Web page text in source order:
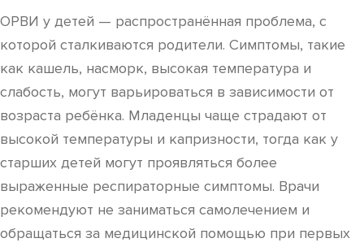
ОРВИ у детей — распространённая проблема, с
которой сталкиваются родители. Симптомы, такие
как кашель, насморк, высокая температура и
слабость, могут варьироваться в зависимости от
возраста ребёнка. Младенцы чаще страдают от
высокой температуры и капризности, тогда как у
старших детей могут проявляться более
выраженные респираторные симптомы. Врачи
рекомендуют не заниматься самолечением и
обращаться за медицинской помощью при первых